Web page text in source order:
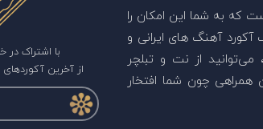
که به شما این امکان را
آکورد آهنگ های ایرانی و
از نت و تبلچر
چون شما افتخار
با اشتراک در
از آخرین